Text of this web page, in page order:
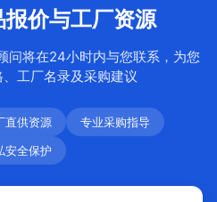
价与工厂资源
问将在24小时内与您联系，为您
工厂名录及采购建议
直供资源
专业采购指导
安全保护